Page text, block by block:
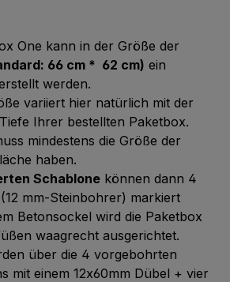
One kann in der Größe der
66 cm * 62 cm) ein
werden.
variiert hier natürlich mit der
Ihrer bestellten Paketbox.
mindestens die Größe der
haben.
Schablone können dann 4
mm-Steinbohrer) markiert
Betonsockel wird die Paketbox
waagrecht ausgerichtet.
über die 4 vorgebohrten
mit einem 12x60mm Dübel + vier